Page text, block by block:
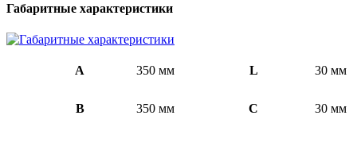
Габаритные характеристики
A 350 мм L 30 мм
B 350 мм C 30 мм